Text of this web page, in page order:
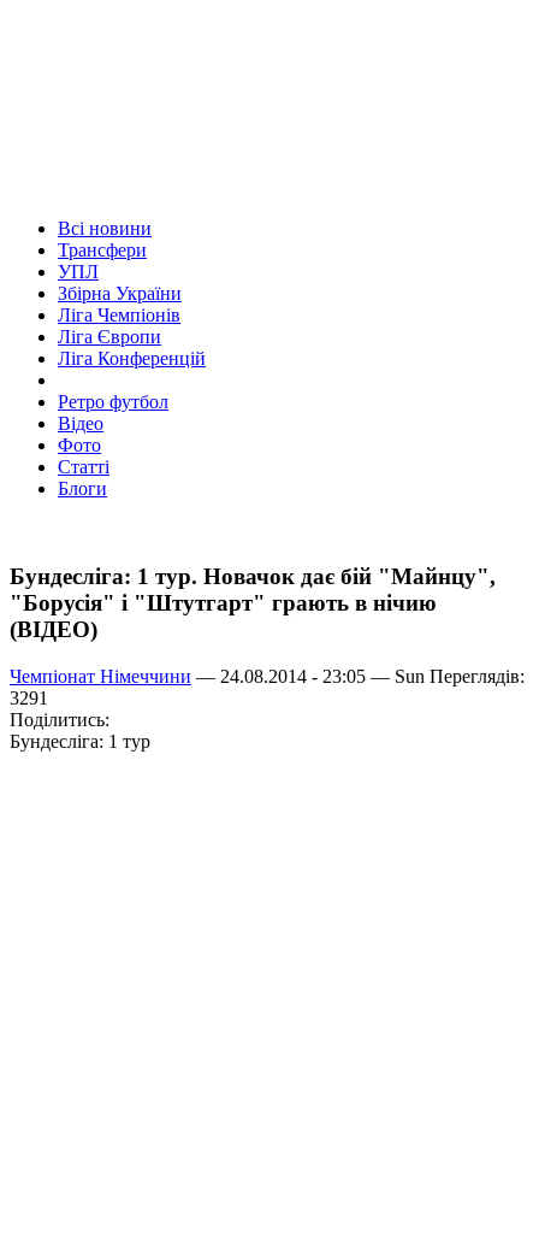
Всі новини
Трансфери
УПЛ
Збірна України
Ліга Чемпіонів
Ліга Європи
Ліга Конференцій
Ретро футбол
Відео
Фото
Статті
Блоги
Бундесліга: 1 тур. Новачок дає бій "Майнцу",
"Борусія" і "Штутгарт" грають в нічию
(ВІДЕО)
Чемпіонат Німеччини — 24.08.2014 - 23:05 — Sun Переглядів:
3291
Поділитись:
Бундесліга: 1 тур